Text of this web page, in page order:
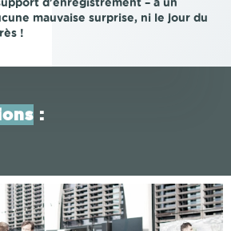
d'enregistrement – a un
mauvaise surprise, ni le jour du
!
: